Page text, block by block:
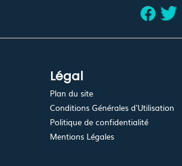
Légal
Plan du site
Conditions Générales d'Utilisation
Politique de confidentialité
Mentions Légales